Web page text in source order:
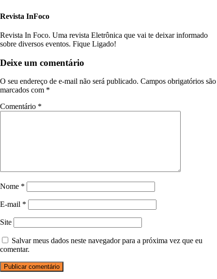
Revista InFoco
Revista In Foco. Uma revista Eletrônica que vai te deixar informado
sobre diversos eventos. Fique Ligado!
Deixe um comentário
O seu endereço de e-mail não será publicado. Campos obrigatórios são
marcados com *
Comentário *
Nome *
E-mail *
Site
Salvar meus dados neste navegador para a próxima vez que eu
comentar.